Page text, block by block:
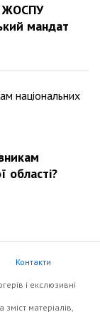
ЖОСПУ
мандат
області?
Контакти
i екслюзивнi
зміст матеріалів,